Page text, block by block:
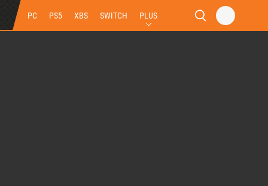
PC PS5 XBS SWITCH PLUS